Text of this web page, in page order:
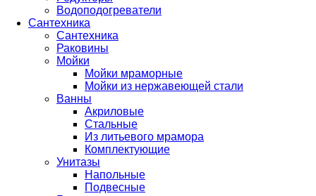
Водоподогреватели
Сантехника
Сантехника
Раковины
Мойки
Мойки мраморные
Мойки из нержавеющей стали
Ванны
Акриловые
Стальные
Из литьевого мрамора
Комплектующие
Унитазы
Напольные
Подвесные